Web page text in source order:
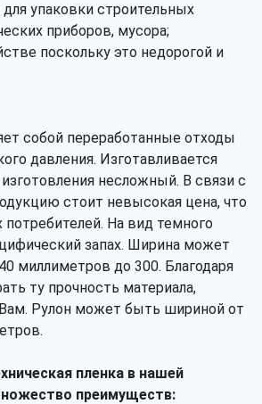
упаковки строительных
приборов, мусора;
поскольку это недорогой и
собой переработанные отходы
давления. Изготавливается
несложный. В связи с
стоит невысокая цена, что
потребителей. На вид темного
запах. Ширина может
миллиметров до 300. Благодаря
ту прочность материала,
Рулон может быть шириной от
пленка в нашей
преимуществ: